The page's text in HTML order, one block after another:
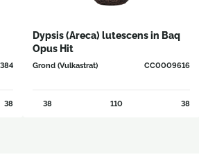
38
Dypsis (Areca) lutescens in Baq
Opus Hit
Grond (Vulkastrat) CC0009616
38 110 38